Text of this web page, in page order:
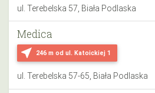
ul. Terebelska 57, Biała Podlaska
near_me 246 m od ul. Katoickiej 1
Medica
ul. Terebelska 57-65, Biała Podlaska